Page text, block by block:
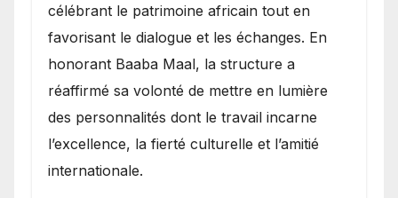
célébrant le patrimoine africain tout en
favorisant le dialogue et les échanges. En
honorant Baaba Maal, la structure a
réaffirmé sa volonté de mettre en lumière
des personnalités dont le travail incarne
l’excellence, la fierté culturelle et l’amitié
internationale.